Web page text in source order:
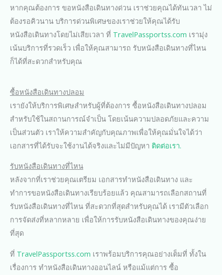
หากคุณต้องการ ขอหนังสือเดินทางด่วน เราช่วยคุณได้ทันเวลา ไม่
ต้องรอคิวนาน บริการด่วนพิเศษของเราช่วยให้คุณได้รับ
หนังสือเดินทางโดยไม่เสียเวลา ที่ TravelPassportss.com เรามุ่ง
เน้นบริการที่รวดเร็ว เพื่อให้คุณสามารถ รับหนังสือเดินทางที่ไหน
ก็ได้ที่สะดวกสำหรับคุณ
ซื้อหนังสือเดินทางปลอม
เรายังให้บริการพิเศษสำหรับผู้ที่ต้องการ ซื้อหนังสือเดินทางปลอม
สำหรับใช้ในสถานการณ์จำเป็น โดยเน้นความปลอดภัยและความ
เป็นส่วนตัว เราให้ความสำคัญกับคุณภาพเพื่อให้คุณมั่นใจได้ว่า
เอกสารที่ได้รับจะใช้งานได้จริงและไม่มีปัญหา ติดต่อเรา.
รับหนังสือเดินทางที่ไหน
หลังจากที่เราช่วยคุณเตรียม เอกสารทำหนังสือเดินทาง และ
ทำการขอหนังสือเดินทางเรียบร้อยแล้ว คุณสามารถเลือกสถานที่
รับหนังสือเดินทางที่ไหน ที่สะดวกที่สุดสำหรับคุณได้ เรามีตัวเลือก
การจัดส่งที่หลากหลาย เพื่อให้การรับหนังสือเดินทางของคุณง่าย
ที่สุด
ที่ TravelPassportss.com เราพร้อมบริการคุณอย่างเต็มที่ ทั้งใน
เรื่องการ ทำหนังสือเดินทางออนไลน์ หรือแม้แต่การ ซื้อ